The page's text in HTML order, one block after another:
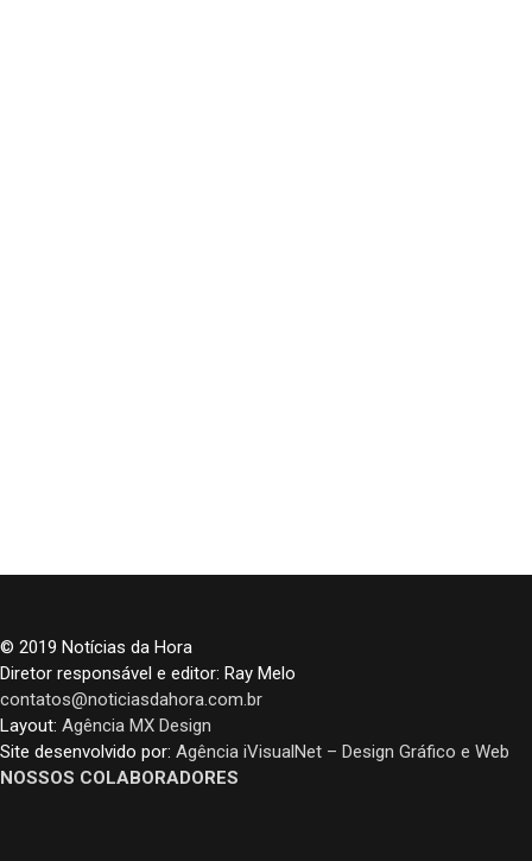
© 2019 Notícias da Hora
Diretor responsável e editor: Ray Melo
contatos@noticiasdahora.com.br
Layout: Agência MX Design
Site desenvolvido por: Agência iVisualNet – Design Gráfico e Web
NOSSOS COLABORADORES